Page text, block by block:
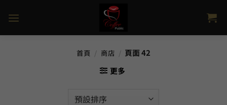
首頁 / 商店 / 頁面 42
更多